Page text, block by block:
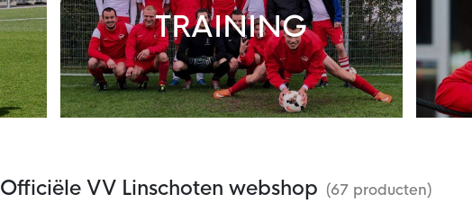
TRAINING
Officiële VV Linschoten webshop (67 producten)